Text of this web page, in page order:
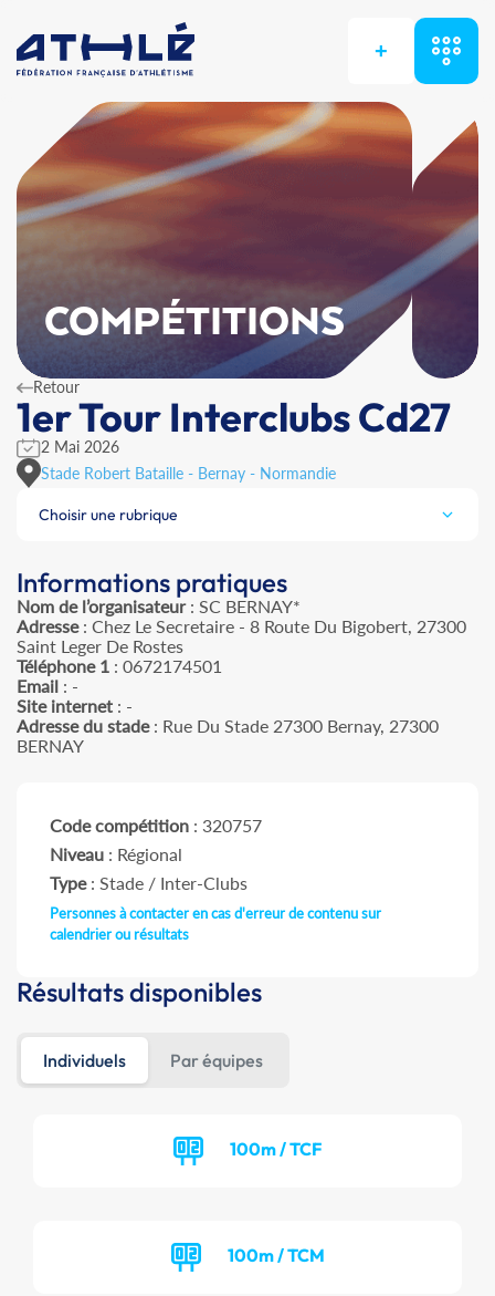
+
COMPÉTITIONS
Retour
1er Tour Interclubs Cd27
2 Mai 2026
Stade Robert Bataille - Bernay - Normandie
Choisir une rubrique
Informations pratiques
Nom de l’organisateur: SC BERNAY*
Adresse: Chez Le Secretaire - 8 Route Du Bigobert, 27300
Saint Leger De Rostes
Téléphone 1 : 0672174501
Email : -
Site internet : -
Adresse du stade: Rue Du Stade 27300 Bernay, 27300
BERNAY
Code compétition : 320757
Niveau : Régional
Type: Stade / Inter-Clubs
Personnes à contacter en cas d'erreur de contenu sur
calendrier ou résultats
Résultats disponibles
Individuels Par équipes
100m / TCF
100m / TCM